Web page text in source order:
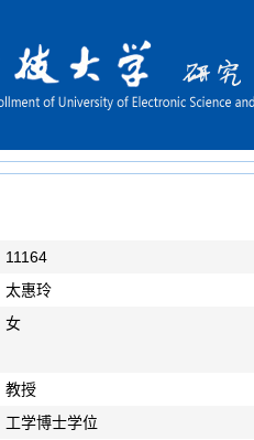
11164
太惠玲
女
教授
工学博士学位